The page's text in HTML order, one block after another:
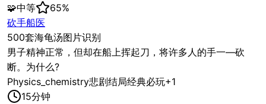
🧩中等 65%
砍手船医
500套海龟汤图片识别
男子精神正常，但却在船上挥起刀，将许多人的手一—砍
断。为什么?
Physics_chemistry悲剧结局经典必玩+1
15分钟